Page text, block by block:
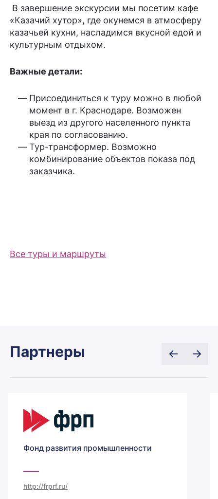
В завершение экскурсии мы посетим кафе
«Казачий хутор», где окунемся в атмосферу
казачьей кухни, насладимся вкусной едой и
культурным отдыхом.
Важные детали:
Присоединиться к туру можно в любой
момент в г. Краснодаре. Возможен
выезд из другого населенного пункта
края по согласованию.
Тур-трансформер. Возможно
комбинирование объектов показа под
заказчика.
Все туры и маршруты
Партнеры
Фонд развития промышленности
http://frprf.ru/